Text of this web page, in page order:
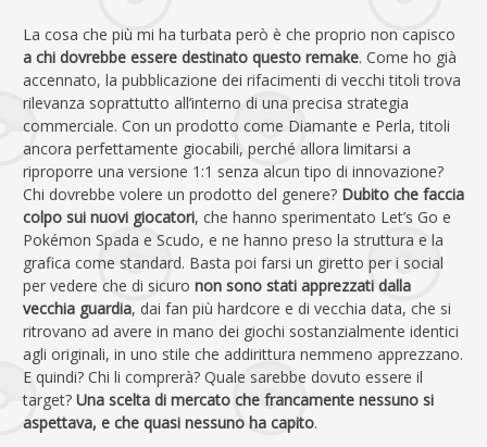
La cosa che più mi ha turbata però è che proprio non capisco
a chi dovrebbe essere destinato questo remake. Come ho già
accennato, la pubblicazione dei rifacimenti di vecchi titoli trova
rilevanza soprattutto all’interno di una precisa strategia
commerciale. Con un prodotto come Diamante e Perla, titoli
ancora perfettamente giocabili, perché allora limitarsi a
riproporre una versione 1:1 senza alcun tipo di innovazione?
Chi dovrebbe volere un prodotto del genere? Dubito che faccia
colpo sui nuovi giocatori, che hanno sperimentato Let’s Go e
Pokémon Spada e Scudo, e ne hanno preso la struttura e la
grafica come standard. Basta poi farsi un giretto per i social
per vedere che di sicuro non sono stati apprezzati dalla
vecchia guardia, dai fan più hardcore e di vecchia data, che si
ritrovano ad avere in mano dei giochi sostanzialmente identici
agli originali, in uno stile che addirittura nemmeno apprezzano.
E quindi? Chi li comprerà? Quale sarebbe dovuto essere il
target? Una scelta di mercato che francamente nessuno si
aspettava, e che quasi nessuno ha capito.